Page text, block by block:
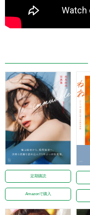
定期購読
Amazonで購入